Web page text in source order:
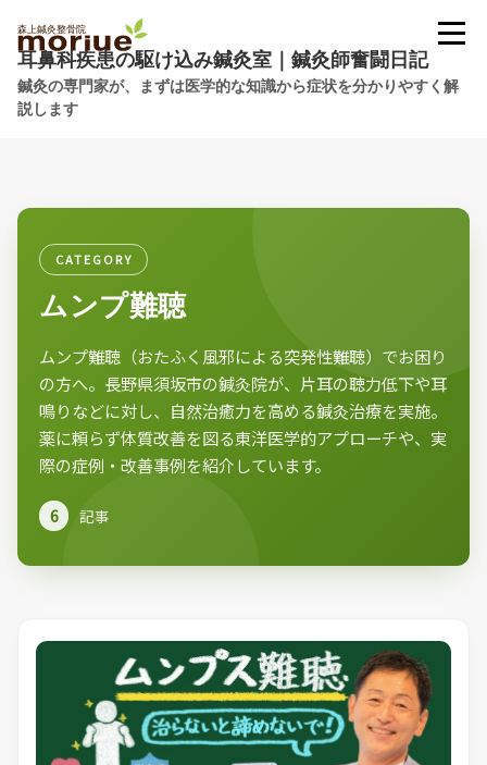
耳鼻科疾患の駆け込み鍼灸室｜鍼灸師奮闘日記
鍼灸の専門家が、まずは医学的な知識から症状を分かりやすく解
説します
CATEGORY
ムンプ難聴
ムンプ難聴（おたふく風邪による突発性難聴）でお困り
の方へ。長野県須坂市の鍼灸院が、片耳の聴力低下や耳
鳴りなどに対し、自然治癒力を高める鍼灸治療を実施。
薬に頼らず体質改善を図る東洋医学的アプローチや、実
際の症例・改善事例を紹介しています。
6 記事